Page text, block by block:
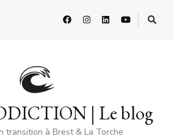
| Le blog
transition à Brest & La Torche